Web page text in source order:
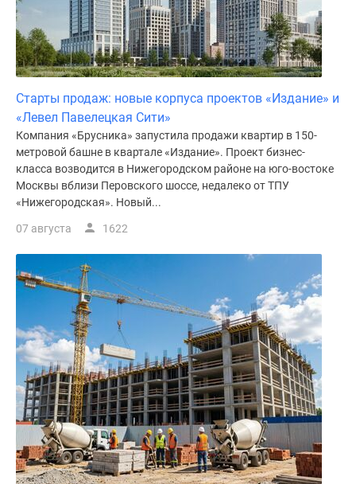
Скидки
акции
Макс
Старты продаж: новые корпуса проектов «Издание» и
«Левел Павелецкая Сити»
Компания «Брусника» запустила продажи квартир в 150-
метровой башне в квартале «Издание». Проект бизнес-
класса возводится в Нижегородском районе на юго-востоке
Москвы вблизи Перовского шоссе, недалеко от ТПУ
«Нижегородская». Новый...
07 августа 1622